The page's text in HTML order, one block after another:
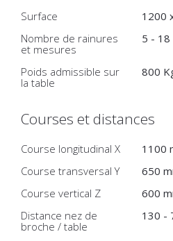
Surface
1200
Nombre de rainures
et mesures
5 - 18
Poids admissible sur
la table
800
Courses et distances
Course longitudinal X
1100
Course transversal Y
650
Course vertical Z
600
Distance nez de
broche / table
130 -